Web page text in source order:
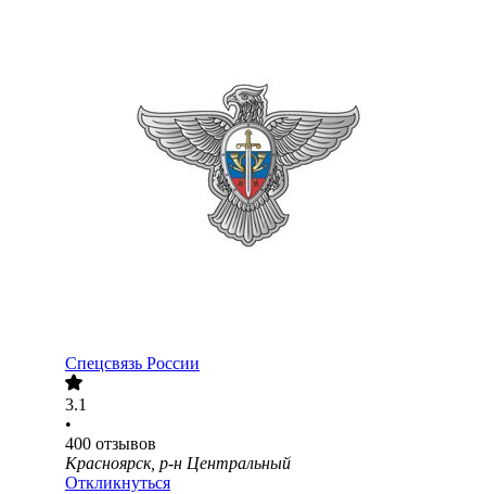
Спецсвязь России
3.1
•
400 отзывов
Красноярск, р-н Центральный
Откликнуться